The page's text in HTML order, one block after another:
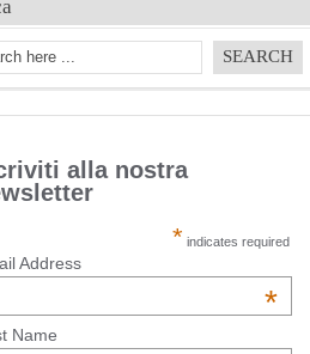
alla nostra
* indicates required
Address
*
Name